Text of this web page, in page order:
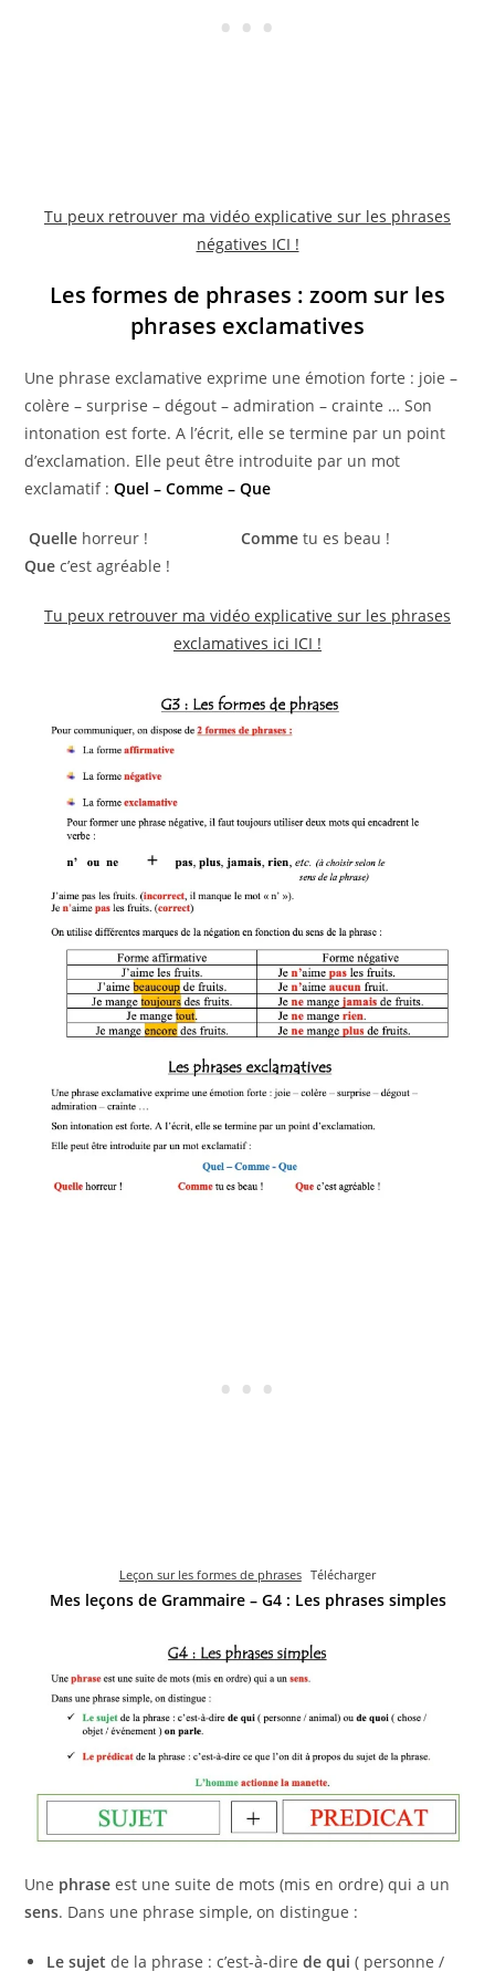
Tu peux retrouver ma vidéo explicative sur les phrases
négatives ICI !
Les formes de phrases : zoom sur les
phrases exclamatives
Une phrase exclamative exprime une émotion forte : joie –
colère – surprise – dégout – admiration – crainte … Son
intonation est forte. A l’écrit, elle se termine par un point
d’exclamation. Elle peut être introduite par un mot
exclamatif :Quel – Comme – Que
Quelle horreur !Comme tu es beau !
Quec’est agréable !
Tu peux retrouver ma vidéo explicative sur les phrases
exclamatives ici ICI !
Leçon sur les formes de phrases Télécharger
Mes leçons de Grammaire – G4 : Les phrases simples
Une phrase est une suite de mots (mis en ordre) qui a un
sens. Dans une phrase simple, on distingue :
Le sujet de la phrase : c’est-à-direde qui ( personne /